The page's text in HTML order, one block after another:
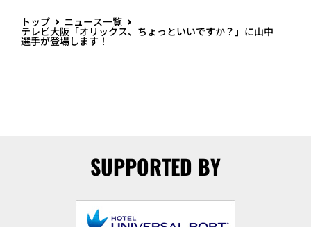
トップ ニュース一覧
テレビ大阪「オリックス、ちょっといいですか？」に山中
選手が登場します！
SUPPORTED BY